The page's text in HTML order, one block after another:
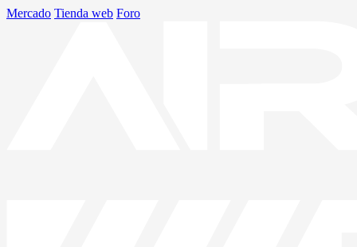
Mercado Tienda web Foro